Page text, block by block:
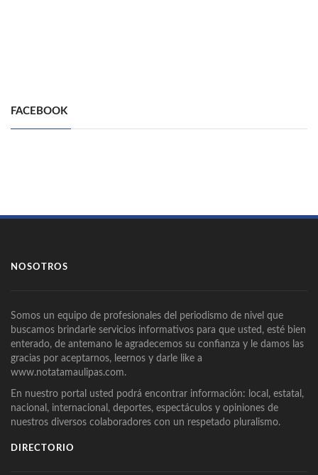
FACEBOOK
NOSOTROS
Somos un equipo de profesionales del periodismo de nivel que
buscamos brindarle servicios informativos para que usted, esté bien
enterado, de antemano le agradecemos su confianza y le damos las
gracias por aceptarnos, leernos y darle like a
www.notatamaulipas.com.
En nuestro portal usted podrá encontrar información: local, estatal,
nacional, internacional, deportes, espectáculos y opiniones de
nuestros diversos colaboradores con un respetado pluralismo.
DIRECTORIO